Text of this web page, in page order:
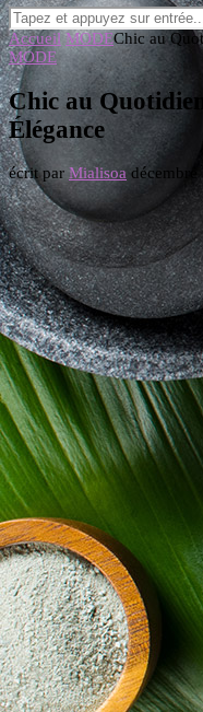
Accueil MODEChic au
MODE
Chic au
Élégance
écrit par Mialisoa décembre